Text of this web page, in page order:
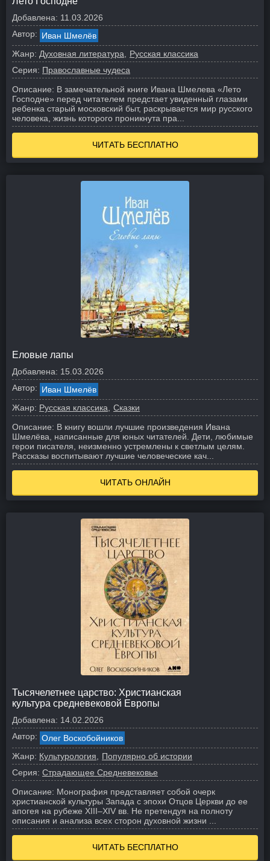
Добавлена: 11.03.2026
Автор: Иван Шмелёв
Жанр: Духовная литература
Русская классика
Серия: Православные чудеса
Описание: В замечательной книге Ивана Шмелева «Лето
Господне» перед читателем предстает увиденный глазами
ребенка старый московский быт, раскрывается мир русского
человека, жизнь которого проникнута пра...
ЧИТАТЬ БЕСПЛАТНО
Еловые лапы
Добавлена: 15.03.2026
Автор: Иван Шмелёв
Жанр: Русская классика
Сказки
Описание: В книгу вошли лучшие произведения Ивана
Шмелёва, написанные для юных читателей. Дети, любимые
герои писателя, неизменно устремлены к светлым целям.
Рассказы воспитывают лучшие человеческие кач...
ЧИТАТЬ ОНЛАЙН
Тысячелетнее царство: Христианская
культура средневековой Европы
Добавлена: 14.02.2026
Автор: Олег Воскобойников
Жанр: Культурология
Популярно об истории
Серия: Страдающее Средневековье
Описание: Монография представляет собой очерк
христианской культуры Запада с эпохи Отцов Церкви до ее
апогея на рубеже XIII–XIV вв. Не претендуя на полноту
описания и анализа всех сторон духовной жизни ...
ЧИТАТЬ БЕСПЛАТНО